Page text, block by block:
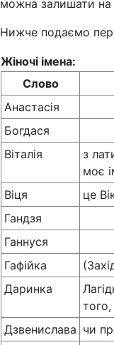
можна залишати на
Нижче подаємо
Жіночі імена:
Слово
Анастасія
Богдася
Віталія
з
моє
Віця це
Гандзя
Ганнуся
Гафійка
Даринка
Дзвенислава чи